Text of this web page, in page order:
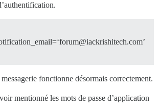
fonctionne désormais correctement.
mentionné les mots de passe d’application